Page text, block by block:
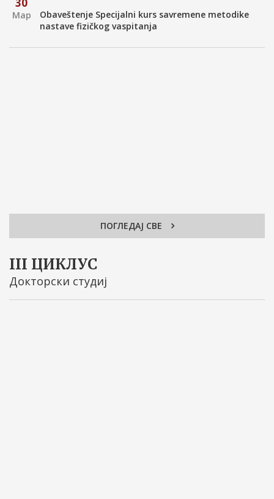
Мар
Obaveštenje Specijalni kurs savremene metodike
nastave fizičkog vaspitanja
ПОГЛЕДАЈ СВЕ
III ЦИКЛУС
Докторски студиј